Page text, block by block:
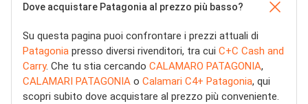
Dove acquistare Patagonia al prezzo più basso?
Su questa pagina puoi confrontare i prezzi attuali di
Patagonia presso diversi rivenditori, tra cui C+C Cash and
Carry. Che tu stia cercando CALAMARO PATAGONIA,
CALAMARI PATAGONIA o Calamari C4+ Patagonia, qui
scopri subito dove acquistare al prezzo più conveniente.